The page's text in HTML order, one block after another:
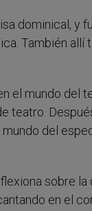
dominical, y
También allí
el mundo del
teatro.
del
sobre la
en el